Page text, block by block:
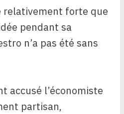
relativement forte que
pendant sa
n’a pas été sans
accusé l’économiste
partisan,